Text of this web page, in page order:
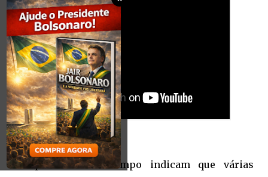
As previsões do tempo indicam que várias